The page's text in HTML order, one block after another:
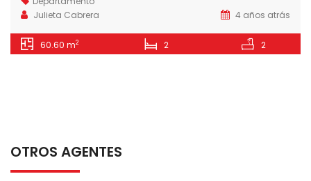
Julieta Cabrera
4 años atrás
60.60 m2 2 2
OTROS AGENTES